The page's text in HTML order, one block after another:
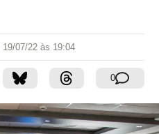
19/07/22 às 19:04
0